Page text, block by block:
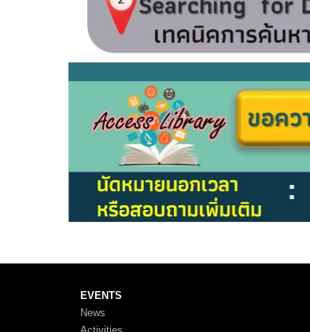
EVENTS
News